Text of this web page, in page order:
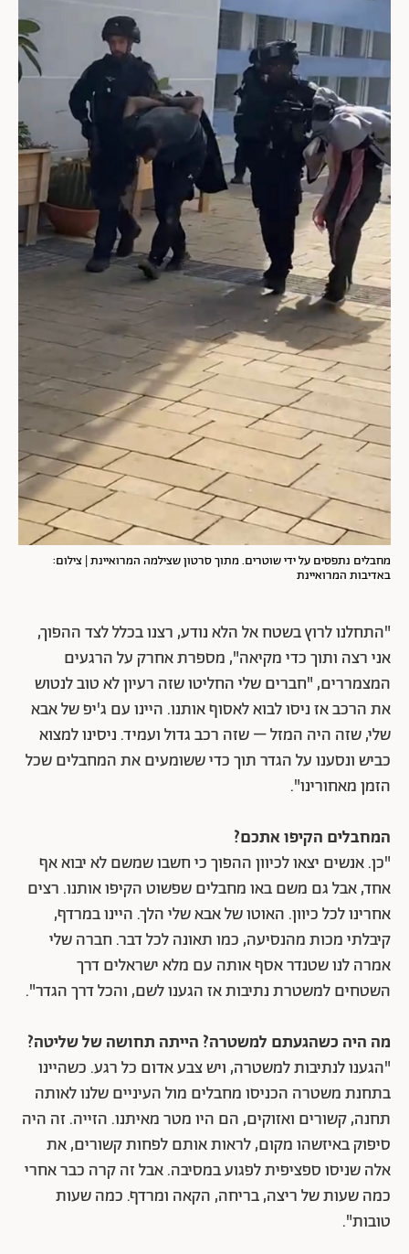
מחבלים נתפסים על ידי שוטרים. מתוך סרטון שצילמה המרואיינת | צילום:
באדיבות המרואיינת
"התחלנו לרוץ בשטח אל הלא נודע, רצנו בכלל לצד ההפוך,
אני רצה ותוך כדי מקיאה", מספרת אחרק על הרגעים
המצמררים, "חברים שלי החליטו שזה רעיון לא טוב לנטוש
את הרכב אז ניסו לבוא לאסוף אותנו. היינו עם ג'יפ של אבא
שלי, שזה היה המזל – שזה רכב גדול ועמיד. ניסינו למצוא
כביש ונסענו על הגדר תוך כדי ששומעים את המחבלים שכל
הזמן מאחורינו".
המחבלים הקיפו אתכם?
"כן. אנשים יצאו לכיוון ההפוך כי חשבו שמשם לא יבוא אף
אחד, אבל גם משם באו מחבלים שפשוט הקיפו אותנו. רצים
אחרינו לכל כיוון. האוטו של אבא שלי הלך. היינו במרדף,
קיבלתי מכות מהנסיעה, כמו תאונה לכל דבר. חברה שלי
אמרה לנו שטנדר אסף אותה עם מלא ישראלים דרך
השטחים למשטרת נתיבות אז הגענו לשם, והכל דרך הגדר".
מה היה כשהגעתם למשטרה? הייתה תחושה של שליטה?
"הגענו לנתיבות למשטרה, ויש צבע אדום כל רגע. כשהיינו
בתחנת משטרה הכניסו מחבלים מול העיניים שלנו לאותה
תחנה, קשורים ואזוקים, הם היו מטר מאיתנו. הזייה. זה היה
סיפוק באיזשהו מקום, לראות אותם לפחות קשורים, את
אלה שניסו ספציפית לפגוע במסיבה. אבל זה קרה כבר אחרי
כמה שעות של ריצה, בריחה, הקאה ומרדף. כמה שעות
טובות".